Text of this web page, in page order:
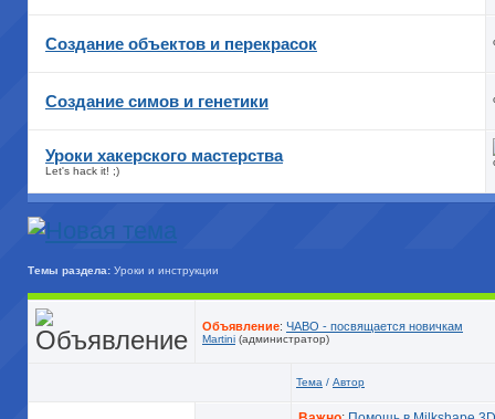
Создание объектов и перекрасок
Cоздание симов и генетики
Уроки хакерского мастерства
Let's hack it! ;)
Темы раздела: Уроки и инструкции
Объявление: ЧАВО - посвящается новичкам
Martini (администратор)
Тема / Автор